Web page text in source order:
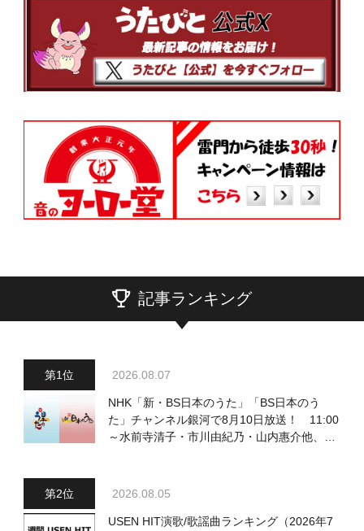
記事ランキング
2026.08.07
NHK「新・BS日本のうた」「BS日本のう
た」チャンネル銀河で8月10日放送！ 11:00
～水前寺清子・市川由紀乃・山内惠介他、
2026.08.05
USEN HIT演歌/歌謡曲ランキング（2026年7